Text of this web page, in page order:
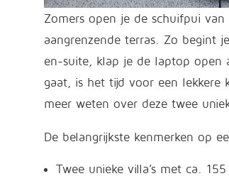
Zomers open je de schuifpui
aangrenzende terras. Zo begint
en-suite, klap je de laptop open
gaat, is het tijd voor een
meer weten over deze twee
De belangrijkste kenmerken op
Twee unieke villa’s met ca.